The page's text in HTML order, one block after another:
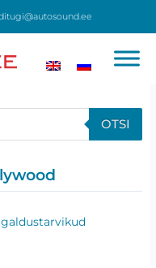
OTSI